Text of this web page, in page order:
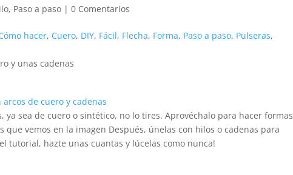
, Paso a paso |0 Comentarios
hacer, Cuero, DIY, Fácil, Flecha, Forma, Paso a paso, Pulseras,
sea de cuero o sintético, no lo tires. Aprovéchalo para hacer formas
vemos en la imagen Después, únelas con hilos o cadenas para
tutorial, hazte unas cuantas y lúcelas como nunca!